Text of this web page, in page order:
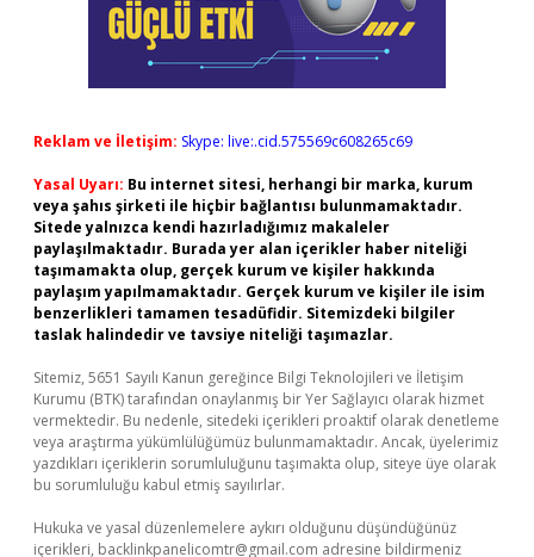
Reklam ve İletişim: Skype: live:.cid.575569c608265c69
Yasal Uyarı: Bu internet sitesi, herhangi bir marka, kurum
veya şahıs şirketi ile hiçbir bağlantısı bulunmamaktadır.
Sitede yalnızca kendi hazırladığımız makaleler
paylaşılmaktadır. Burada yer alan içerikler haber niteliği
taşımamakta olup, gerçek kurum ve kişiler hakkında
paylaşım yapılmamaktadır. Gerçek kurum ve kişiler ile isim
benzerlikleri tamamen tesadüfidir. Sitemizdeki bilgiler
taslak halindedir ve tavsiye niteliği taşımazlar.
Sitemiz, 5651 Sayılı Kanun gereğince Bilgi Teknolojileri ve İletişim
Kurumu (BTK) tarafından onaylanmış bir Yer Sağlayıcı olarak hizmet
vermektedir. Bu nedenle, sitedeki içerikleri proaktif olarak denetleme
veya araştırma yükümlülüğümüz bulunmamaktadır. Ancak, üyelerimiz
yazdıkları içeriklerin sorumluluğunu taşımakta olup, siteye üye olarak
bu sorumluluğu kabul etmiş sayılırlar.
Hukuka ve yasal düzenlemelere aykırı olduğunu düşündüğünüz
içerikleri, backlinkpanelicomtr@gmail.com adresine bildirmeniz